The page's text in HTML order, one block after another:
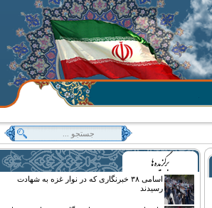
اسامی ۳۸ خبرنگاری که در نوار غزه به شهادت
رسیدند